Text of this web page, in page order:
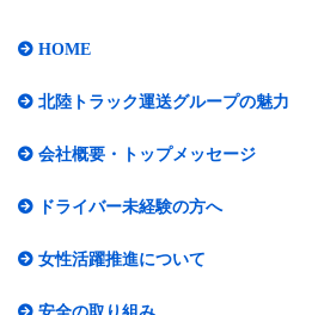
HOME
北陸トラック運送グループの魅力
会社概要・トップメッセージ​
ドライバー未経験の方へ
女性活躍推進について​